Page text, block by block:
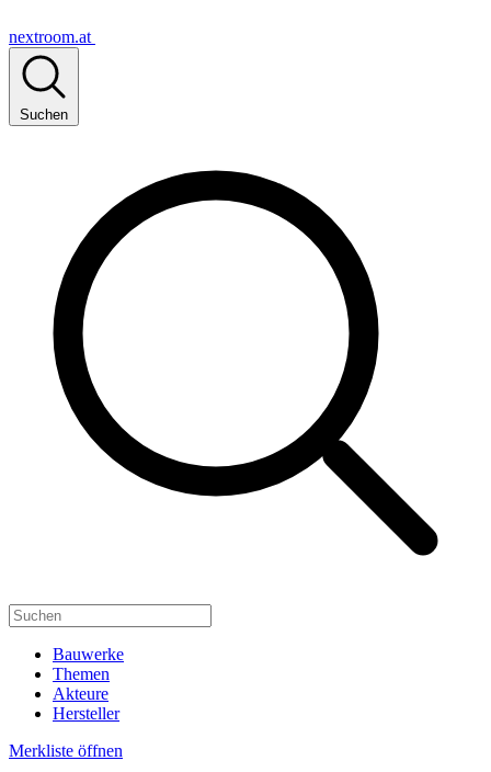
nextroom.at
Suchen
Bauwerke
Themen
Akteure
Hersteller
Merkliste öffnen